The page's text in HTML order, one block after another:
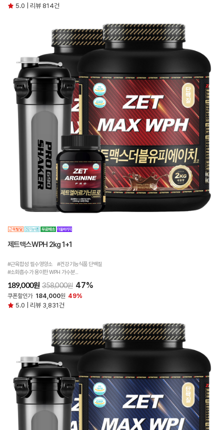
5.0 | 리뷰 814건
제트맥스WPH 2kg 1+1
#근육합성 필수영양소 #건강기능식품 단백질
#소화흡수가 용이한 WPH 가수분...
189,000원 358,000원 47%
쿠폰할인가 184,000원 49%
5.0 | 리뷰 3,831건